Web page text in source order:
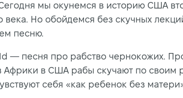
мы окунемся в историю США
века. Но обойдемся без скучных
песню.
— песня про рабство чернокожих.
Африки в США рабы скучают по своим
себя «как ребенок без